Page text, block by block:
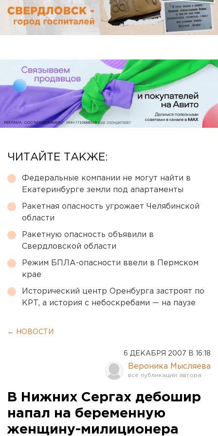
ЧИТАЙТЕ ТАКЖЕ:
Федеральные компании не могут найти в
Екатеринбурге земли под апартаменты
Ракетная опасность угрожает Челябинской
области
Ракетную опасность объявили в
Свердловской области
Режим БПЛА-опасности ввели в Пермском
крае
Исторический центр Оренбурга застроят по
КРТ, а история с небоскребами — на паузе
← НОВОСТИ
6 ДЕКАБРЯ 2007 В 16:18
Вероника Мысляева
В Нижних Сергах дебошир
напал на беременную
женщину-милиционера